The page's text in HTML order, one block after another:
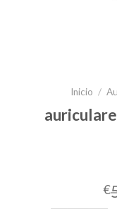
Inicio /
€